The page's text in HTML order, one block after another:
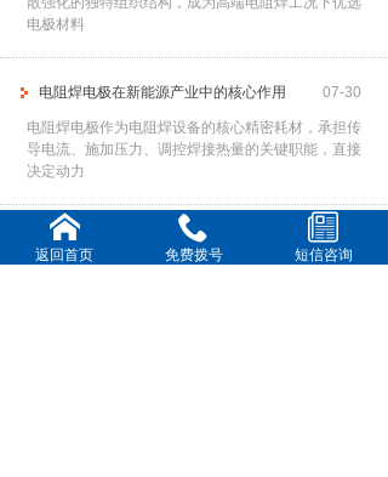
电极材料
07-30
电阻焊电极在新能源产业中的核心作用
电阻焊电极作为电阻焊设备的核心精密耗材，承担传
导电流、施加压力、调控焊接热量的关键职能，直接
决定动力
07-28
提高电阻焊电极使用寿命
返回首页 免费拨号 短信咨询